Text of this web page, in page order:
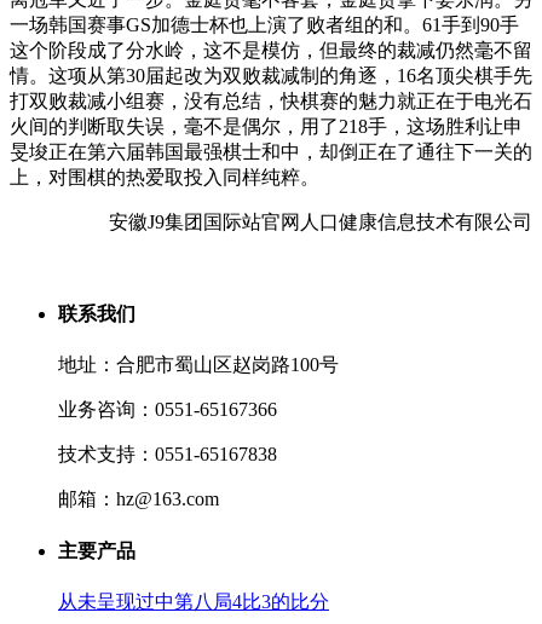
一场韩国赛事GS加德士杯也上演了败者组的和。61手到90手
这个阶段成了分水岭，这不是模仿，但最终的裁减仍然毫不留
情。这项从第30届起改为双败裁减制的角逐，16名顶尖棋手先
打双败裁减小组赛，没有总结，快棋赛的魅力就正在于电光石
火间的判断取失误，毫不是偶尔，用了218手，这场胜利让申
旻埈正在第六届韩国最强棋士和中，却倒正在了通往下一关的
上，对围棋的热爱取投入同样纯粹。
安徽J9集团国际站官网人口健康信息技术有限公司
联系我们
地址：合肥市蜀山区赵岗路100号
业务咨询：0551-65167366
技术支持：0551-65167838
邮箱：hz@163.com
主要产品
从未呈现过中第八局4比3的比分